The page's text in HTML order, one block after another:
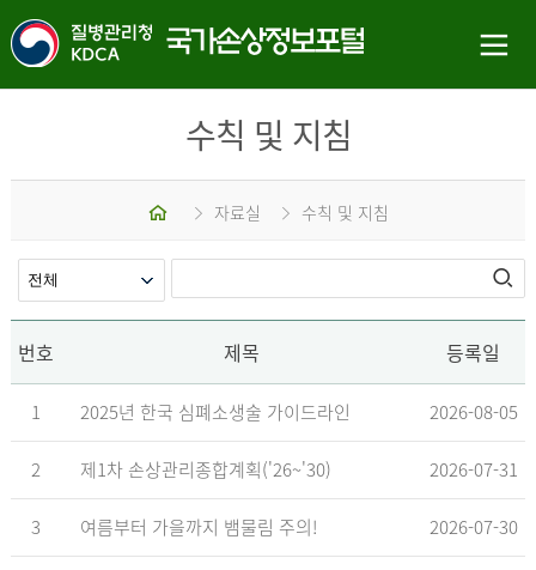
수칙 및 지침
자료실 수칙 및 지침
번호 제목 등록일
1 2025년 한국 심폐소생술 가이드라인 2026-08-05
2 제1차 손상관리종합계획('26~'30) 2026-07-31
3 여름부터 가을까지 뱀물림 주의! 2026-07-30